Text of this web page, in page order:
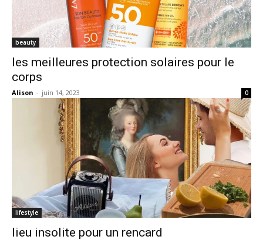
beauty
les meilleures protection solaires pour le
corps
Alison - juin 14, 2023 0
lifestyle
lieu insolite pour un rencard